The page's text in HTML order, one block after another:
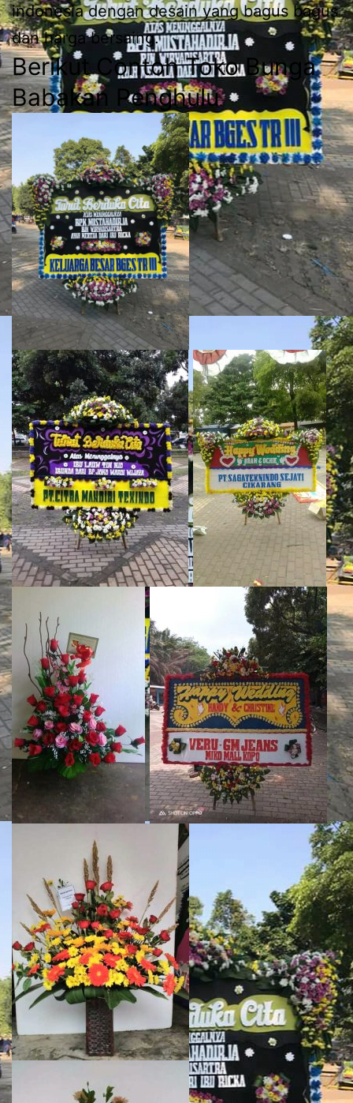
indonesia dengan desain yang bagus bagus
dan harga bersaing.
Berikut Contoh Toko Bunga
Babakan Penghulu